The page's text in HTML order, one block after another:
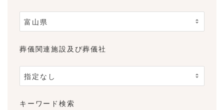
葬儀関連施設及び葬儀社
キーワード検索